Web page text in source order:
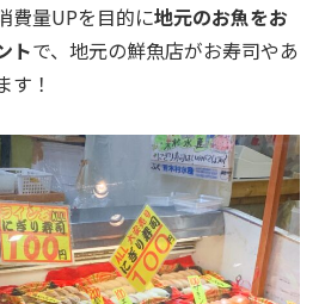
費量UPを目的に地元のお魚をお
トで、地元の鮮魚店がお寿司やあ
す！